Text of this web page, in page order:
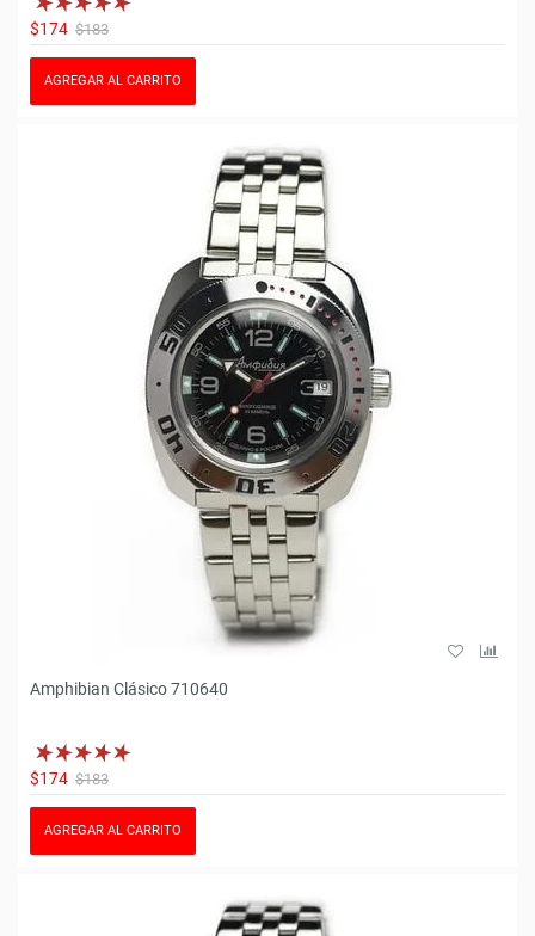
$174 $183
AGREGAR AL CARRITO
Amphibian Clásico 710640
$174 $183
AGREGAR AL CARRITO